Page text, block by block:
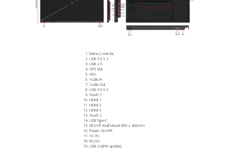
Menu Controls
USB 3.0 X 2
USB 2.0
OPS Slot
VGA
Audio In
Audio Out
USB 3.0 X 2
Touch 1
HDMI 1
HDMI 2
HDMI 3
Touch 2
USB Type-C
VESA® Wall Mount 800 x 400mm
Power On/OFF
AC IN
RS232
USB 2.0(FW update)